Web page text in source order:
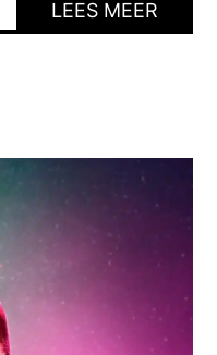
LEES MEER